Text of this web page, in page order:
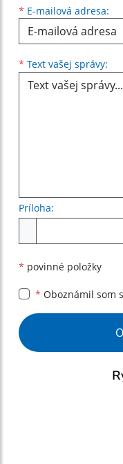
* E-mailová adresa:
* Text vašej správy:
Príloha:
* povinné položky
* Oboznámil som
Google reCaptcha